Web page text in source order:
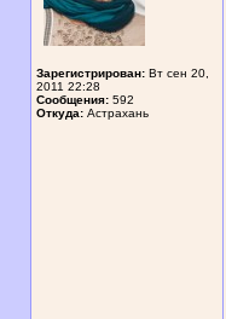
Зарегистрирован: Вт сен 20,
2011 22:28
Сообщения: 592
Откуда: Астрахань